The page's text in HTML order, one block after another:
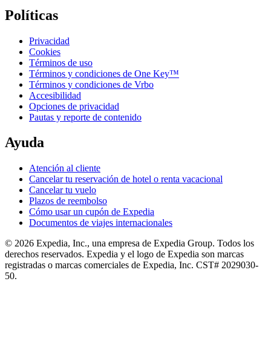
Políticas
Privacidad
Cookies
Términos de uso
Términos y condiciones de One Key™
Términos y condiciones de Vrbo
Accesibilidad
Opciones de privacidad
Pautas y reporte de contenido
Ayuda
Atención al cliente
Cancelar tu reservación de hotel o renta vacacional
Cancelar tu vuelo
Plazos de reembolso
Cómo usar un cupón de Expedia
Documentos de viajes internacionales
© 2026 Expedia, Inc., una empresa de Expedia Group. Todos los
derechos reservados. Expedia y el logo de Expedia son marcas
registradas o marcas comerciales de Expedia, Inc. CST# 2029030-
50.